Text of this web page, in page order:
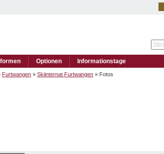
Optionen Informationstage
Furtwangen » Skiinternat Furtwangen » Fotos